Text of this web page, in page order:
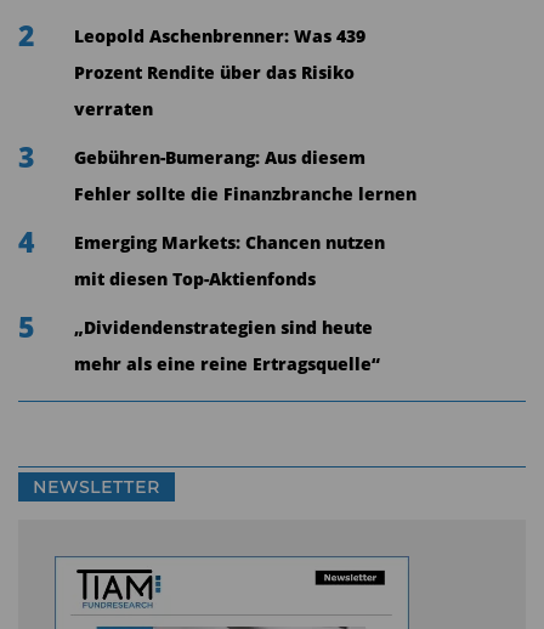
Geburt Geld in Wertpapiere angelegt werden
kann, sei ein Schritt in die richtige Richtung.
Entscheidend sei aber, dass auch nach Erreichen
der Volljährigkeit der Aufbau eines
Vorsorgevermögens mit Kapitalmarktbeteiligung
gefördert werde. „Optimal wäre ein nahtloser
Übergang in ein lebenslanges
nicht nur junge Menschen, sondern auch bereits
Berufstätige profitieren.
2
Leopold Aschenbrenner: Was 439
Prozent Rendite über das Risiko
verraten
3
Gebühren-Bumerang: Aus diesem
Fehler sollte die Finanzbranche lernen
4
Emerging Markets: Chancen nutzen
mit diesen Top-Aktienfonds
5
„Dividendenstrategien sind heute
mehr als eine reine Ertragsquelle“
NEWSLETTER